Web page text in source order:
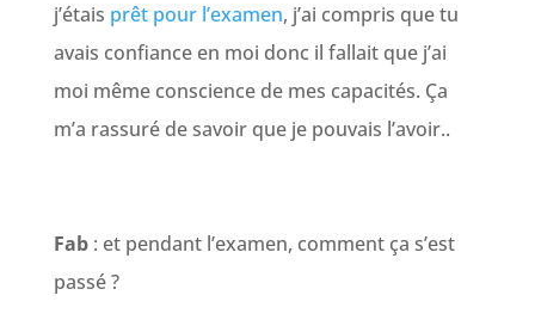
j’étais prêt pour l’examen, j’ai compris que tu
avais confiance en moi donc il fallait que j’ai
moi même conscience de mes capacités. Ça
m’a rassuré de savoir que je pouvais l’avoir..
Fab: et pendant l’examen, comment ça s’est
passé ?